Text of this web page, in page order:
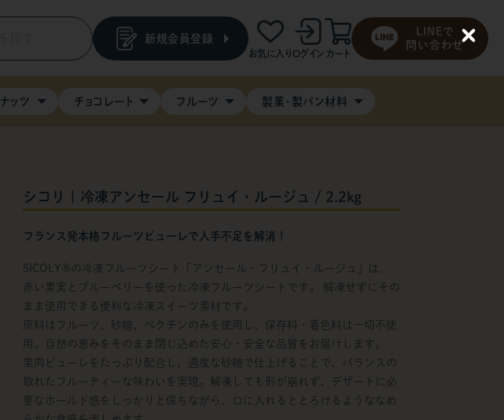
新規会員登録
お気に入り ログイン カート
LINEで
問い合わせ
ナッツ チョコレート フルーツ 製菓・製パン材料
シコリ | 冷凍アンセール フリュイ・ルージュ / 2.2kg
フランス発本格フルーツピューレで人手不足を解消！
SICOLY®の冷凍フルーツシート「アンセール・フリュイ・ルージュ」は、
赤い果実とブルーベリーを使った冷凍フルーツシートです。 解凍せずにその
まま使用できる便利な冷凍スイーツ素材です。
原料はフルーツ、砂糖、ペクチンのみを使用し、保存料・着色料は一切不使
用。自然の恵みをそのまま閉じ込めた安心・安全な品質をお届けします。
果肉ピューレをたっぷり配合し、適度な砂糖で仕上げることで、バランスの
取れたフルーティーな味わいを実現。解凍しても形が崩れず、デザートに必
要なホールド感をしっかりと保ちながら、口に入れるととろけるようななめ
C
l